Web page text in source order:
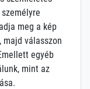
meg a kép
válasszon
egyéb
mint az